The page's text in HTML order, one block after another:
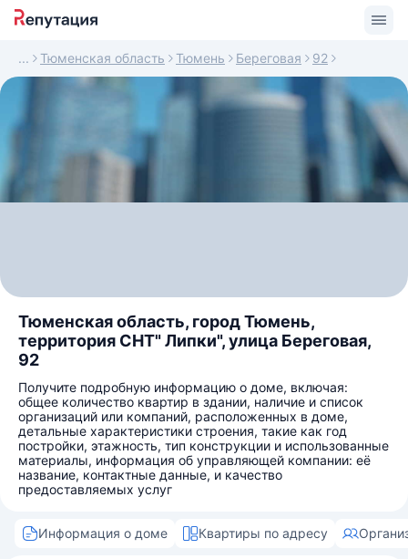
Тюменская область Тюмень Береговая 92
Тюменская область, город Тюмень,
территория СНТ" Липки", улица Береговая,
92
Получите подробную информацию о доме, включая:
общее количество квартир в здании, наличие и список
организаций или компаний, расположенных в доме,
детальные характеристики строения, такие как год
постройки, этажность, тип конструкции и использованные
материалы, информация об управляющей компании: её
название, контактные данные, и качество
предоставляемых услуг
Информация о доме Квартиры по адресу